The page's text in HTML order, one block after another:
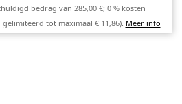
bedrag van 285,00 €; 0 % kosten
tot maximaal € 11,86). Meer info